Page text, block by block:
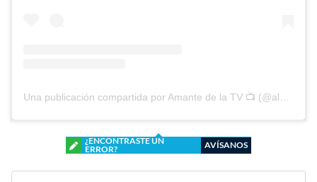
Una publicación compartida por Amante de la TV 📺 (@alguien_te_observa)
¿ENCONTRASTE UN
ERROR?
AVÍSANOS